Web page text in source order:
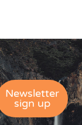
Newsletter
sign up